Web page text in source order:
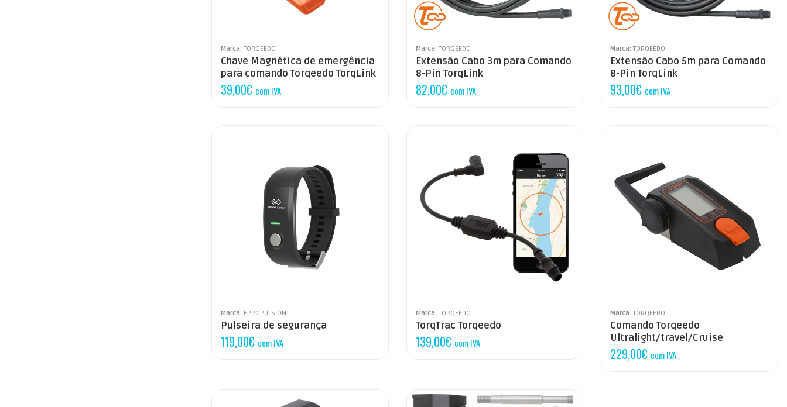
Marca: TORQEEDO
Chave Magnética de emergência
para comando Torqeedo TorqLink
39,00€ com IVA
Marca: TORQEEDO
Extensão Cabo 3m para Comando
8-Pin TorqLink
82,00€ com IVA
Marca:TORQEEDO
Extensão Cabo 5m para Comando
8-Pin TorqLink
93,00€ com IVA
Marca: EPROPULSION
Pulseira de segurança
119,00€ com IVA
Marca: TORQEEDO
TorqTrac Torqeedo
139,00€ com IVA
Marca:TORQEEDO
Comando Torqeedo
Ultralight/travel/Cruise
229,00€ com IVA